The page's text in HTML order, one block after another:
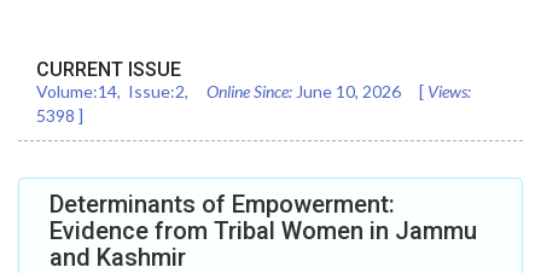
CURRENT ISSUE
Volume:14, Issue:2, Online Since: June 10, 2026 [ Views:
5398 ]
Determinants of Empowerment:
Evidence from Tribal Women in Jammu
and Kashmir